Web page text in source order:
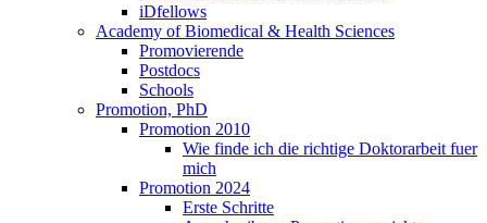
iDfellows
Academy of Biomedical & Health Sciences
Promovierende
Postdocs
Schools
Promotion, PhD
Promotion 2010
Wie finde ich die richtige Doktorarbeit fuer
mich
Promotion 2024
Erste Schritte